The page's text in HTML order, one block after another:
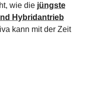
wie die jüngste
Hybridantrieb
kann mit der Zeit